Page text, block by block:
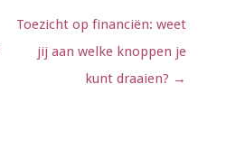
Toezicht op financiën: weet
jij aan welke knoppen je
kunt draaien? →